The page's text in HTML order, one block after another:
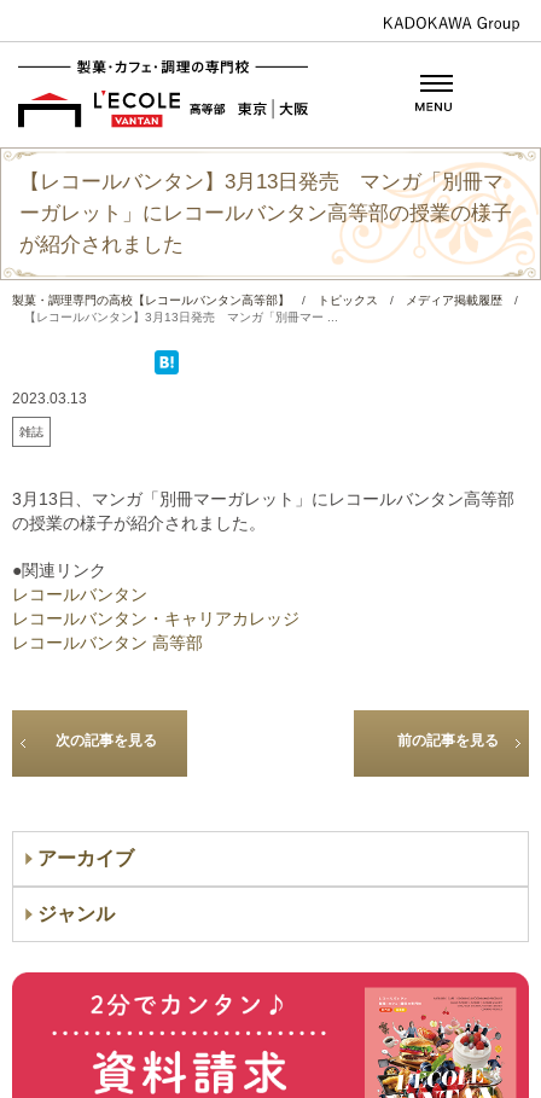
【レコールバンタン】3月13日発売 マンガ「別冊マ
ーガレット」にレコールバンタン高等部の授業の様子
が紹介されました
製菓・調理専門の高校【レコールバンタン高等部】 / トピックス / メディア掲載履歴
/
【レコールバンタン】3月13日発売 マンガ「別冊マー ...
2023.03.13
雑誌
3月13日、マンガ「別冊マーガレット」にレコールバンタン高等部
の授業の様子が紹介されました。
●関連リンク
レコールバンタン
レコールバンタン・キャリアカレッジ
レコールバンタン 高等部
次の記事を見る 前の記事を見る
アーカイブ
ジャンル